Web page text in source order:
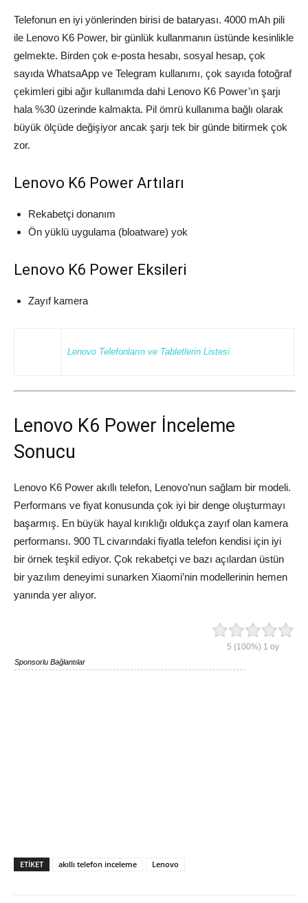
Telefonun en iyi yönlerinden birisi de bataryası. 4000 mAh pili
ile Lenovo K6 Power, bir günlük kullanmanın üstünde kesinlikle
gelmekte. Birden çok e-posta hesabı, sosyal hesap, çok
sayıda WhatsaApp ve Telegram kullanımı, çok sayıda fotoğraf
çekimleri gibi ağır kullanımda dahi Lenovo K6 Power’ın şarjı
hala %30 üzerinde kalmakta. Pil ömrü kullanıma bağlı olarak
büyük ölçüde değişiyor ancak şarjı tek bir günde bitirmek çok
zor.
Lenovo K6 Power Artıları
Rekabetçi donanım
Ön yüklü uygulama (bloatware) yok
Lenovo K6 Power Eksileri
Zayıf kamera
Lenovo Telefonların ve Tabletlerin Listesi
Lenovo K6 Power İnceleme
Sonucu
Lenovo K6 Power akıllı telefon, Lenovo’nun sağlam bir modeli.
Performans ve fiyat konusunda çok iyi bir denge oluşturmayı
başarmış. En büyük hayal kırıklığı oldukça zayıf olan kamera
performansı. 900 TL civarındaki fiyatla telefon kendisi için iyi
bir örnek teşkil ediyor. Çok rekabetçi ve bazı açılardan üstün
bir yazılım deneyimi sunarken Xiaomi’nin modellerinin hemen
yanında yer alıyor.
5 (100%) 1 oy
Sponsorlu Bağlantılar
ETIKET akıllı telefon inceleme Lenovo